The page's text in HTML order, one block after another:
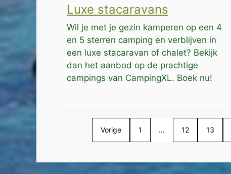
Luxe stacaravans
Wil je met je gezin kamperen op een 4
en 5 sterren camping en verblijven in
een luxe stacaravan of chalet? Bekijk
dan het aanbod op de prachtige
campings van CampingXL. Boek nu!
Vorige 1 … 12 13